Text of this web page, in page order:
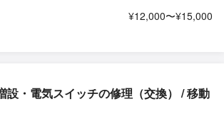
¥12,000〜¥15,000
設・電気スイッチの修理（交換） / 移動